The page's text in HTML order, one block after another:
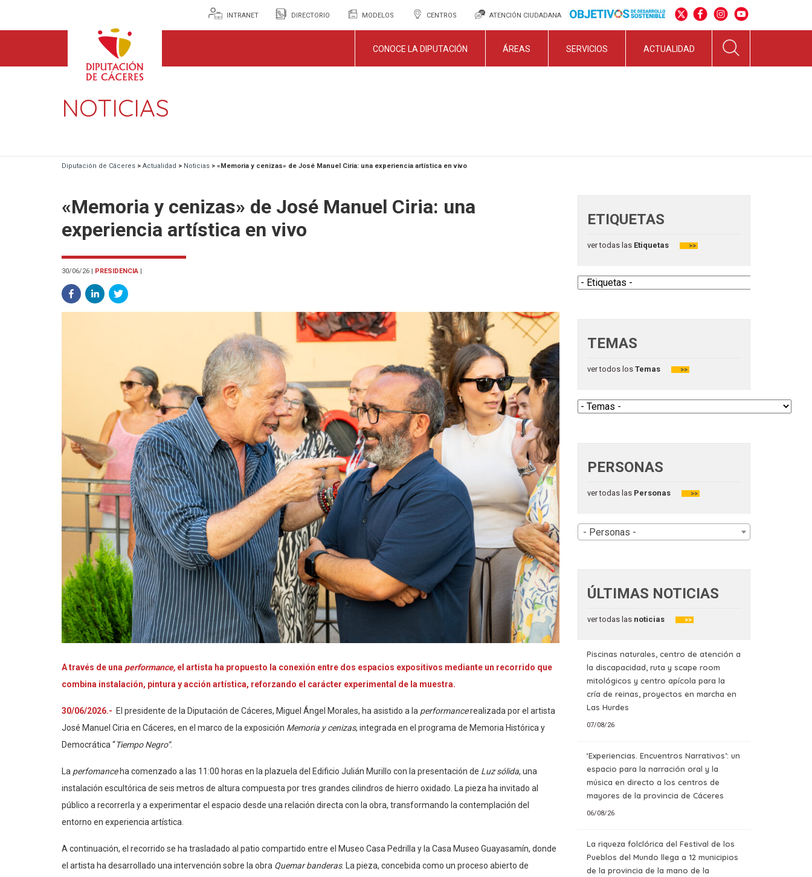
INTRANET DIRECTORIO MODELOS CENTROS ATENCIÓN CIUDADANA
CONOCE LA DIPUTACIÓN ÁREAS SERVICIOS ACTUALIDAD
NOTICIAS
Diputación de Cáceres > Actualidad > Noticias > «Memoria y cenizas» de José Manuel Ciria: una experiencia artística en vivo
«Memoria y cenizas» de José Manuel Ciria: una
experiencia artística en vivo
30/06/26 | PRESIDENCIA |
A través de unaperformance, el artista ha propuesto la conexión entre dos espacios expositivos mediante un recorrido que
combina instalación, pintura y acción artística, reforzando el carácter experimental de la muestra.
30/06/2026.- El presidente de la Diputación de Cáceres, Miguel Ángel Morales, ha asistido a la performancerealizada por el artista
José Manuel Ciria en Cáceres, en el marco de la exposición Memoria y cenizas, integrada en el programa de Memoria Histórica y
Democrática “Tiempo Negro”.
La perfomanceha comenzado a las 11:00 horas en la plazuela del Edificio Julián Murillo con la presentación de Luz sólida, una
instalación escultórica de seis metros de altura compuesta por tres grandes cilindros de hierro oxidado. La pieza ha invitado al
público a recorrerla y a experimentar el espacio desde una relación directa con la obra, transformando la contemplación del
entorno en experiencia artística.
A continuación, el recorrido se ha trasladado al patio compartido entre el Museo Casa Pedrilla y la Casa Museo Guayasamín, donde
el artista ha desarrollado una intervención sobre la obra Quemar banderas. La pieza, concebida como un proceso abierto de
ETIQUETAS
ver todas las Etiquetas >>
TEMAS
ver todos los Temas >>
PERSONAS
ver todas las Personas >>
- Personas -
ÚLTIMAS NOTICIAS
ver todas las noticias >>
Piscinas naturales, centro de atención a
la discapacidad, ruta y scape room
mitológicos y centro apícola para la
cría de reinas, proyectos en marcha en
Las Hurdes
07/08/26
‘Experiencias. Encuentros Narrativos’: un
espacio para la narración oral y la
música en directo a los centros de
mayores de la provincia de Cáceres
06/08/26
La riqueza folclórica del Festival de los
Pueblos del Mundo llega a 12 municipios
de la provincia de la mano de la